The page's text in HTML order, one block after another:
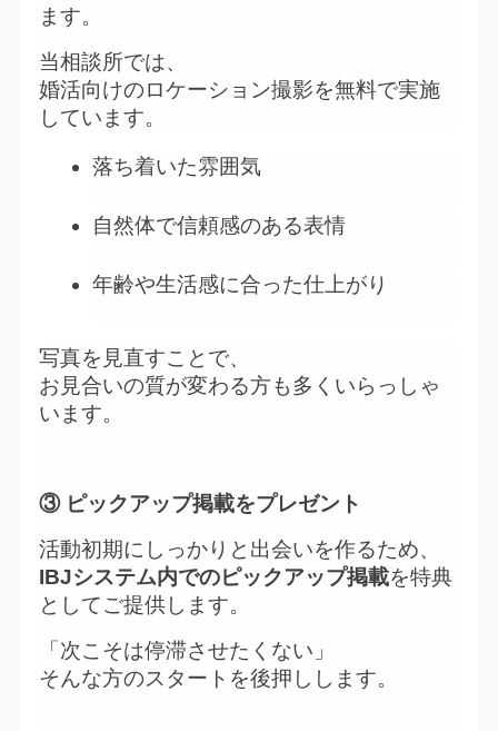
ます。
当相談所では、
婚活向けのロケーション撮影を無料で実施
しています。
落ち着いた雰囲気
自然体で信頼感のある表情
年齢や生活感に合った仕上がり
写真を見直すことで、
お見合いの質が変わる方も多くいらっしゃ
います。
③ ピックアップ掲載をプレゼント
活動初期にしっかりと出会いを作るため、
IBJシステム内でのピックアップ掲載を特典
としてご提供します。
「次こそは停滞させたくない」
そんな方のスタートを後押しします。